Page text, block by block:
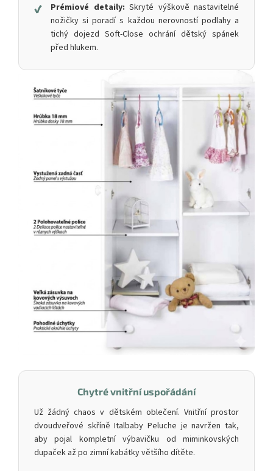
✔ Prémiové detaily: Skryté výškově nastavitelné
nožičky si poradí s každou nerovností podlahy a
tichý dojezd Soft-Close ochrání dětský spánek
před hlukem.
Chytré vnitřní uspořádání
Už žádný chaos v dětském oblečení. Vnitřní prostor
dvoudveřové skříně Italbaby Peluche je navržen tak,
aby pojal kompletní výbavičku od miminkovských
dupaček až po zimní kabátky většího dítěte.